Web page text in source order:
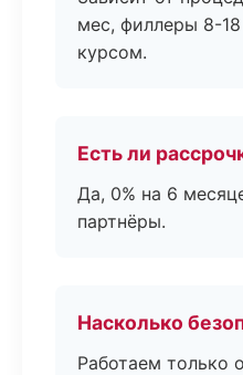
мес, филлеры 8-
курсом.
Есть ли
Да, 0% на 6
партнёры.
Насколько
Работаем только